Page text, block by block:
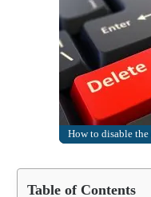
How to disable
Table of Contents